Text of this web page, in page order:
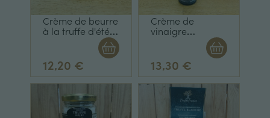
Crème de beurre
à la truffe d'été
12,20 €
Crème de
vinaigre
balsamique a la
13,30 €